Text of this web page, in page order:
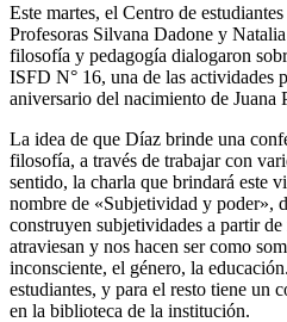
Este martes, el Centro de
Profesoras Silvana Dadone y
filosofía y pedagogía dialogaron
ISFD N° 16, una de las actividades
aniversario del nacimiento de Juana
La idea de que Díaz brinde una
filosofía, a través de trabajar con
sentido, la charla que brindará este
nombre de «Subjetividad y poder»,
construyen subjetividades a partir
atraviesan y nos hacen ser como
inconsciente, el género, la
estudiantes, y para el resto tiene un
en la biblioteca de la institución.